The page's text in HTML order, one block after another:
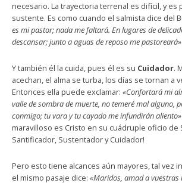
necesario. La trayectoria terrenal es difícil, y es
sustente. Es como cuando el salmista dice del
es mi pastor; nada me faltará. En lugares de
descansar; junto a aguas de reposo me pastoreará»
Y también él la cuida, pues él es su Cuidador.
acechan, el alma se turba, los días se tornan a
Entonces ella puede exclamar: «Confortará mi
valle de sombra de muerte, no temeré mal alguno,
conmigo; tu vara y tu cayado me infundirán aliento»
maravilloso es Cristo en su cuádruple oficio de
Santificador, Sustentador y Cuidador!
Pero esto tiene alcances aún mayores, tal vez
el mismo pasaje dice: «Maridos, amad a vuestras